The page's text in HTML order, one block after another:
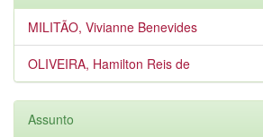
MILITÃO, Vivianne Benevides
OLIVEIRA, Hamilton Reis de
Assunto